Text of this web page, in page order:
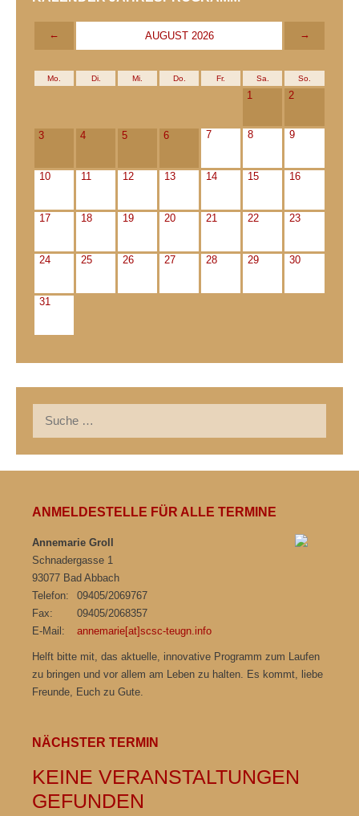
← AUGUST 2026 →
Mo. Di. Mi. Do. Fr. Sa. So.
1 2
3 4 5 6 7 8 9
10 11 12 13 14 15 16
17 18 19 20 21 22 23
24 25 26 27 28 29 30
31
nach:
ANMELDESTELLE FÜR ALLE TERMINE
Annemarie Groll
Schnadergasse 1
93077 Bad Abbach
Telefon:
09405/2069767
Fax:
09405/2068357
E-Mail:
annemarie[at]scsc-teugn.info
Helft bitte mit, das aktuelle, innovative Programm zum Laufen
zu bringen und vor allem am Leben zu halten. Es kommt, liebe
Freunde, Euch zu Gute.
NÄCHSTER TERMIN
KEINE VERANSTALTUNGEN
GEFUNDEN